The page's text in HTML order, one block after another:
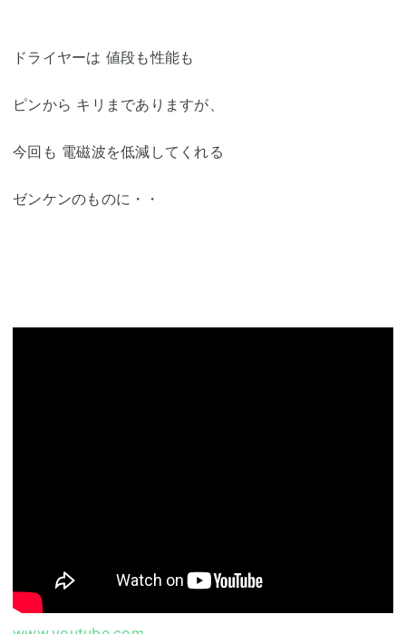
ドライヤーは 値段も性能も
ピンから キリまでありますが、
今回も 電磁波を低減してくれる
ゼンケンのものに・・